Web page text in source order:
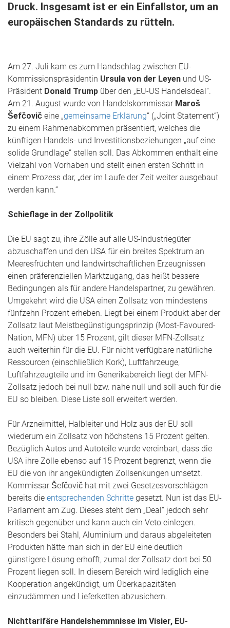
Druck. Insgesamt ist er ein Einfallstor, um an
europäischen Standards zu rütteln.
Am 27. Juli kam es zum Handschlag zwischen EU-
Kommissionspräsidentin Ursula von der Leyen und US-
Präsident Donald Trump über den „EU-US Handelsdeal“.
Am 21. August wurde von Handelskommissar Maroš
Šefčovič eine „gemeinsame Erklärung“ („Joint Statement“)
zu einem Rahmenabkommen präsentiert, welches die
künftigen Handels- und Investitionsbeziehungen „auf eine
solide Grundlage“ stellen soll. Das Abkommen enthält eine
Vielzahl von Vorhaben und stellt einen ersten Schritt in
einem Prozess dar, „der im Laufe der Zeit weiter ausgebaut
werden kann.“
Schieflage in der Zollpolitik
Die EU sagt zu, ihre Zölle auf alle US-Industriegüter
abzuschaffen und den USA für ein breites Spektrum an
Meeresfrüchten und landwirtschaftlichen Erzeugnissen
einen präferenziellen Marktzugang, das heißt bessere
Bedingungen als für andere Handelspartner, zu gewähren.
Umgekehrt wird die USA einen Zollsatz von mindestens
fünfzehn Prozent erheben. Liegt bei einem Produkt aber der
Zollsatz laut Meistbegünstigungsprinzip (Most-Favoured-
Nation, MFN) über 15 Prozent, gilt dieser MFN-Zollsatz
auch weiterhin für die EU. Für nicht verfügbare natürliche
Ressourcen (einschließlich Kork), Luftfahrzeuge,
Luftfahrzeugteile und im Generikabereich liegt der MFN-
Zollsatz jedoch bei null bzw. nahe null und soll auch für die
EU so bleiben. Diese Liste soll erweitert werden.
Für Arzneimittel, Halbleiter und Holz aus der EU soll
wiederum ein Zollsatz von höchstens 15 Prozent gelten.
Bezüglich Autos und Autoteile wurde vereinbart, dass die
USA ihre Zölle ebenso auf 15 Prozent begrenzt, wenn die
EU die von ihr angekündigten Zollsenkungen umsetzt.
Kommissar Šefčovič hat mit zwei Gesetzesvorschlägen
bereits die entsprechenden Schritte gesetzt. Nun ist das EU-
Parlament am Zug. Dieses steht dem „Deal“ jedoch sehr
kritisch gegenüber und kann auch ein Veto einlegen.
Besonders bei Stahl, Aluminium und daraus abgeleiteten
Produkten hätte man sich in der EU eine deutlich
günstigere Lösung erhofft, zumal der Zollsatz dort bei 50
Prozent liegen soll. In diesem Bereich wird lediglich eine
Kooperation angekündigt, um Überkapazitäten
einzudämmen und Lieferketten abzusichern.
Nichttarifäre Handelshemmnisse im Visier, EU-